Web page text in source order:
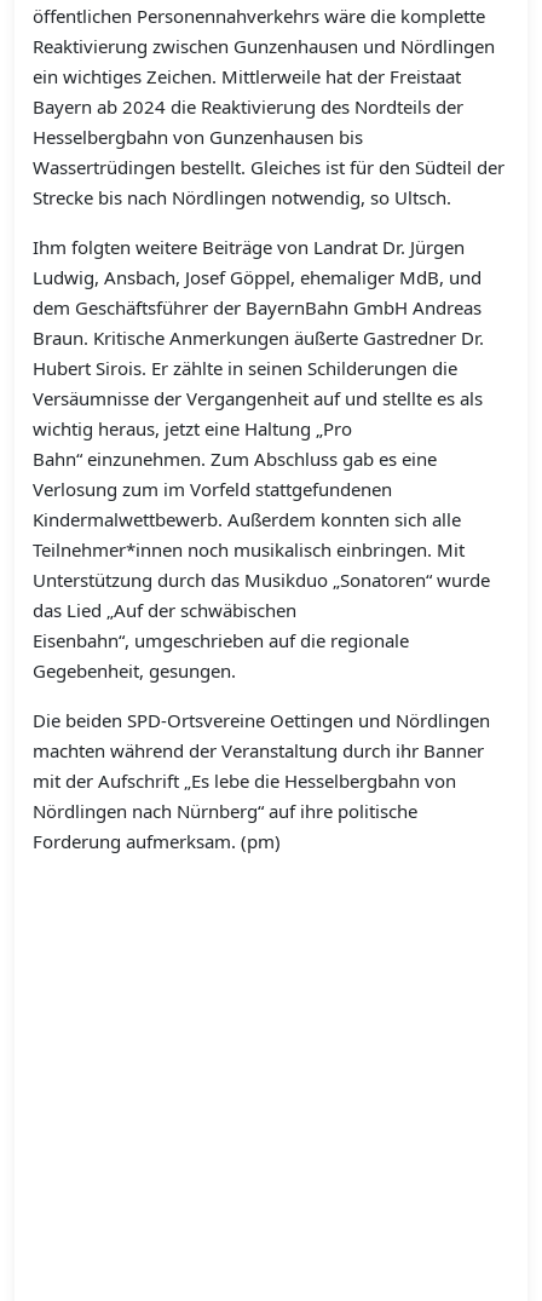
öffentlichen Personennahverkehrs wäre die komplette
Reaktivierung zwischen Gunzenhausen und Nördlingen
ein wichtiges Zeichen. Mittlerweile hat der Freistaat
Bayern ab 2024 die Reaktivierung des Nordteils der
Hesselbergbahn von Gunzenhausen bis
Wassertrüdingen bestellt. Gleiches ist für den Südteil der
Strecke bis nach Nördlingen notwendig, so Ultsch.
Ihm folgten weitere Beiträge von Landrat Dr. Jürgen
Ludwig, Ansbach, Josef Göppel, ehemaliger MdB, und
dem Geschäftsführer der BayernBahn GmbH Andreas
Braun. Kritische Anmerkungen äußerte Gastredner Dr.
Hubert Sirois. Er zählte in seinen Schilderungen die
Versäumnisse der Vergangenheit auf und stellte es als
wichtig heraus, jetzt eine Haltung „Pro
Bahn“ einzunehmen. Zum Abschluss gab es eine
Verlosung zum im Vorfeld stattgefundenen
Kindermalwettbewerb. Außerdem konnten sich alle
Teilnehmer*innen noch musikalisch einbringen. Mit
Unterstützung durch das Musikduo „Sonatoren“ wurde
das Lied „Auf der schwäbischen
Eisenbahn“, umgeschrieben auf die regionale
Gegebenheit, gesungen.
Die beiden SPD-Ortsvereine Oettingen und Nördlingen
machten während der Veranstaltung durch ihr Banner
mit der Aufschrift „Es lebe die Hesselbergbahn von
Nördlingen nach Nürnberg“ auf ihre politische
Forderung aufmerksam. (pm)